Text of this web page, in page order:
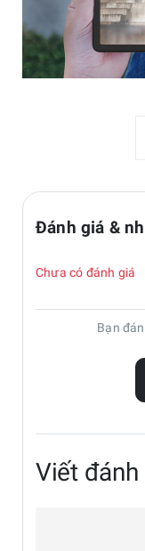
Bảo vệ
Dán Màn hình
bảo vệ chống trầy
Đánh giá &
Chưa có đánh giá
Bạn
Viết đánh